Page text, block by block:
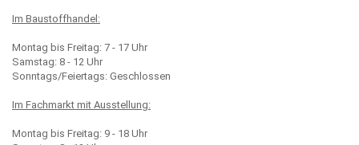
Im Baustoffhandel:
Montag bis Freitag: 7 - 17 Uhr
Samstag: 8 - 12 Uhr
Sonntags/Feiertags: Geschlossen
Im Fachmarkt mit Ausstellung:
Montag bis Freitag: 9 - 18 Uhr